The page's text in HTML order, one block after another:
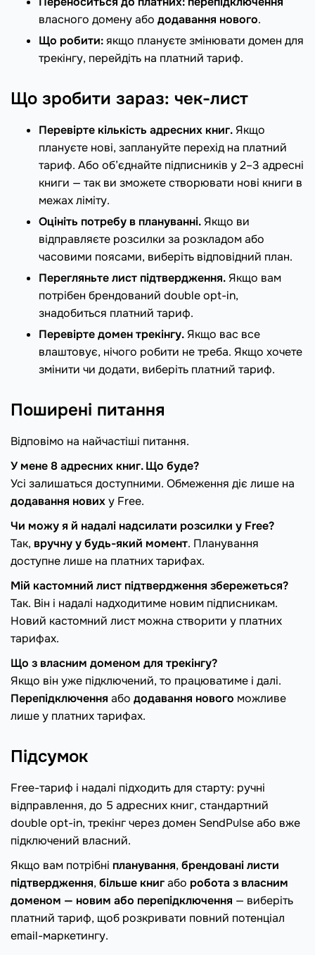
власного домену або додавання нового.
Що робити:якщо плануєте змінювати домен для
трекінгу, перейдіть на платний тариф.
Що зробити зараз: чек-лист
Перевірте кількість адресних книг. Якщо
плануєте нові, заплануйте перехід на платний
тариф. Або об’єднайте підписників у 2–3 адресні
книги — так ви зможете створювати нові книги в
межах ліміту.
Оцініть потребу в плануванні. Якщо ви
відправляєте розсилки за розкладом або
часовими поясами, виберіть відповідний план.
Перегляньте лист підтвердження. Якщо вам
потрібен брендований double opt-in,
знадобиться платний тариф.
Перевірте домен трекінгу. Якщо вас все
влаштовує, нічого робити не треба. Якщо хочете
змінити чи додати, виберіть платний тариф.
Поширені питання
Відповімо на найчастіші питання.
У мене 8 адресних книг. Що буде?
Усі залишаться доступними. Обмеження діє лише на
додавання новиху Free.
Чи можу я й надалі надсилати розсилки у Free?
Так, вручну у будь-який момент. Планування
доступне лише на платних тарифах.
Мій кастомний лист підтвердження збережеться?
Так. Він і надалі надходитиме новим підписникам.
Новий кастомний лист можна створити у платних
тарифах.
Що з власним доменом для трекінгу?
Якщо він уже підключений, то працюватиме і далі.
Перепідключення або додавання нового можливе
лише у платних тарифах.
Підсумок
Free-тариф і надалі підходить для старту: ручні
відправлення, до 5 адресних книг, стандартний
double opt-in, трекінг через домен SendPulse або вже
підключений власний.
Якщо вам потрібні планування, брендовані листи
підтвердження, більше книгабо робота з власним
доменом — новим або перепідключення — виберіть
платний тариф, щоб розкривати повний потенціал
email-маркетингу.